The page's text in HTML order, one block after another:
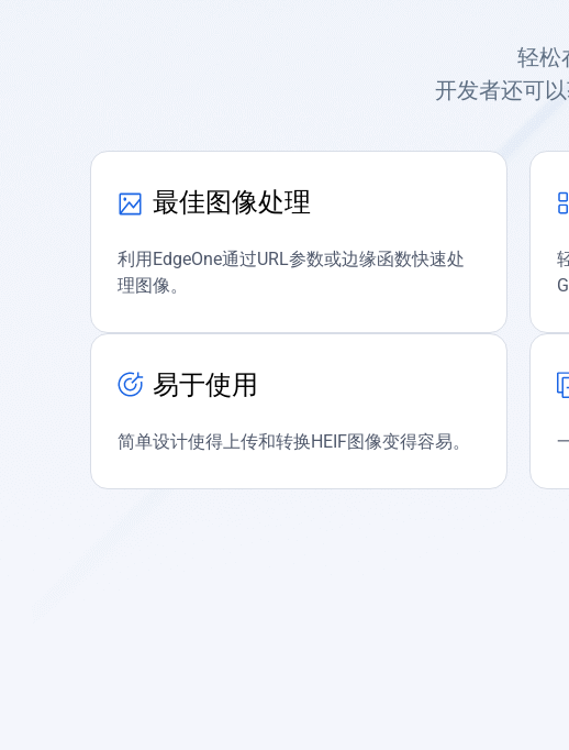
轻松
开发者还可
最佳图像处理
利用EdgeOne通过URL参数或边缘函数快速处
理图像。
易于使用
简单设计使得上传和转换HEIF图像变得容易。